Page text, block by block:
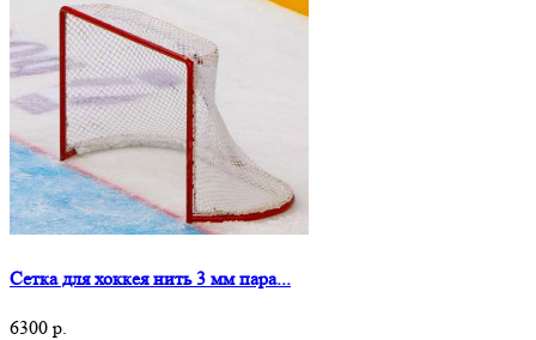
Сетка для хоккея нить 3 мм пара...
6300 р.